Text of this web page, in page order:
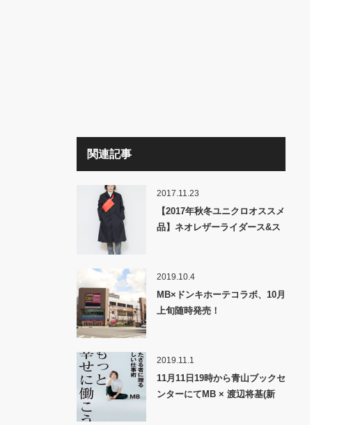
関連記事
2017.11.23
【2017年秋冬ユニクロオススメ
品】ネオレザーライダース&ス
2019.10.4
MB×ドンキホーテコラボ、10月
上旬随時発売！
2019.11.1
11月11日19時から青山ブックセ
ンターにてMB × 渡辺将基(新